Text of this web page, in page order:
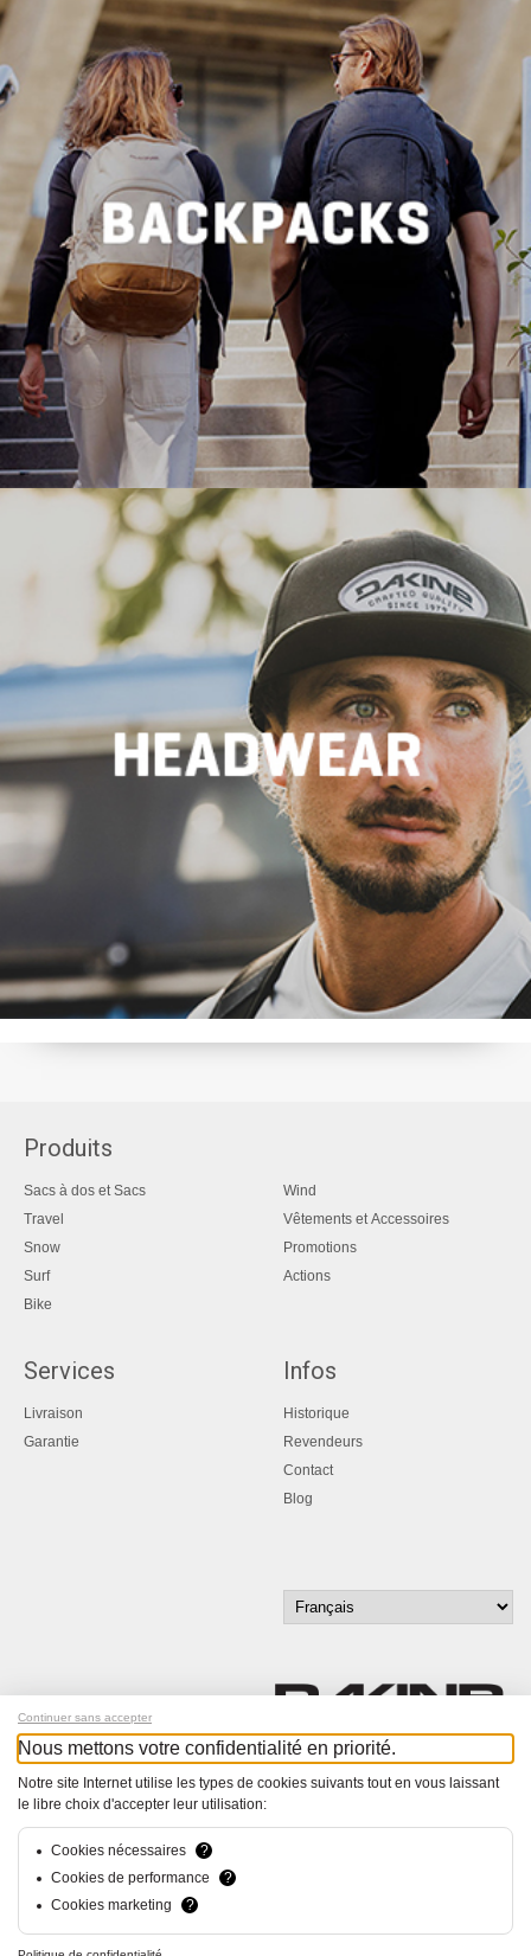
Produits
Sacs à dos et Sacs
Travel
Snow
Surf
Bike
Wind
Vêtements et Accessoires
Promotions
Actions
Services
Livraison
Garantie
Infos
Historique
Revendeurs
Contact
Blog
© Bucher+Walt 2011-2026
Tous droits réservés - Informations non contractuelles
hsolutions.ch
Continuer sans accepter
Nous mettons votre confidentialité en priorité.
Notre site Internet utilise les types de cookies suivants tout en vous laissant
le libre choix d'accepter leur utilisation:
Cookies nécessaires
?
Cookies de performance
?
Cookies marketing
?